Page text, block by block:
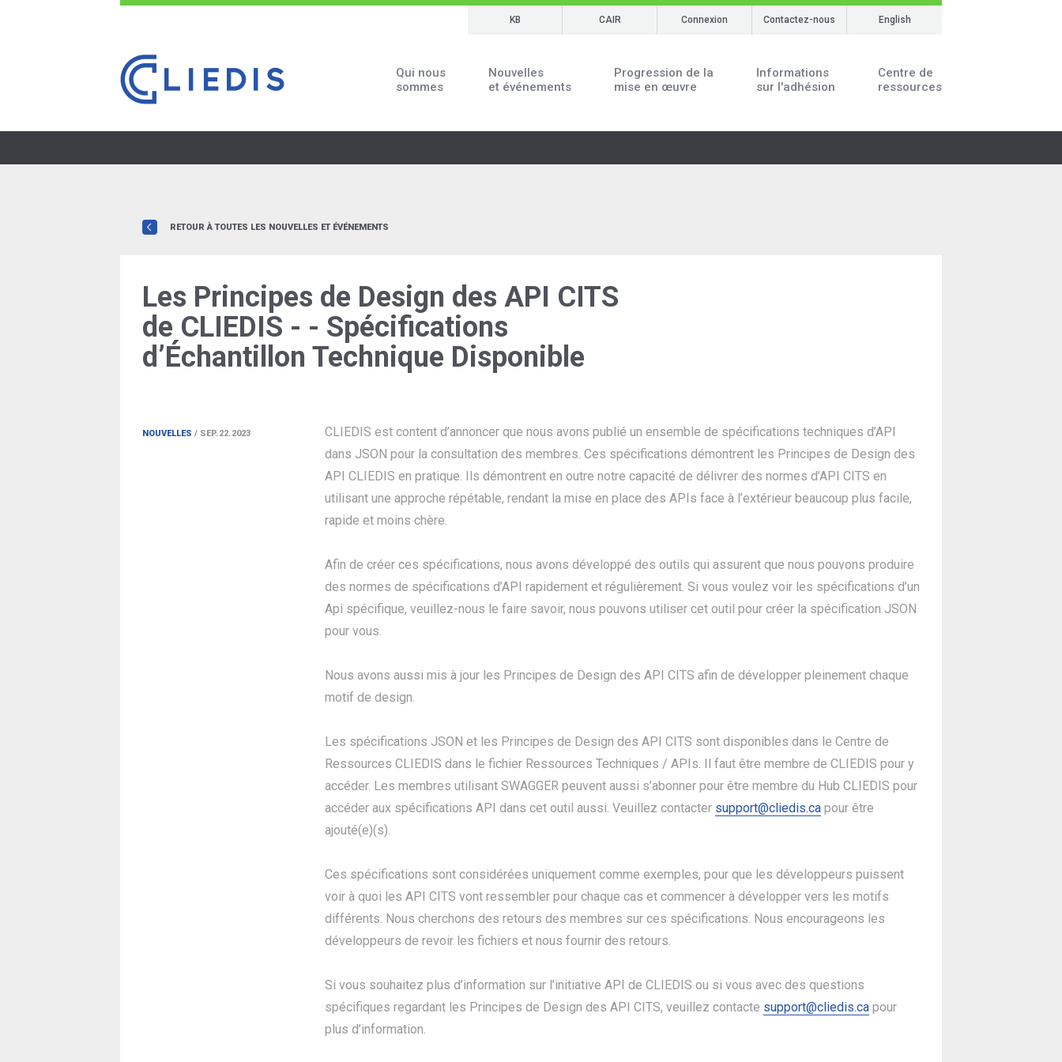
Qui nous
sommes
Nouvelles
et événements
Progression de la
mise en œuvre
Informations
sur l'adhésion
Centre de
ressources
KB CAIR Connexion Contactez-nous English
RETOUR À TOUTES LES NOUVELLES ET ÉVÉNEMENTS
Les Principes de Design des API CITS
de CLIEDIS - - Spécifications
d’Échantillon Technique Disponible
NOUVELLES / SEP.22.2023
CLIEDIS est content d’annoncer que nous avons publié un ensemble de spécifications techniques d’API
dans JSON pour la consultation des membres. Ces spécifications démontrent les Principes de Design des
API CLIEDIS en pratique. Ils démontrent en outre notre capacité de délivrer des normes d’API CITS en
utilisant une approche répétable, rendant la mise en place des APIs face à l’extérieur beaucoup plus facile,
rapide et moins chère.
Afin de créer ces spécifications, nous avons développé des outils qui assurent que nous pouvons produire
des normes de spécifications d’API rapidement et régulièrement. Si vous voulez voir les spécifications d’un
Api spécifique, veuillez-nous le faire savoir, nous pouvons utiliser cet outil pour créer la spécification JSON
pour vous.
Nous avons aussi mis à jour les Principes de Design des API CITS afin de développer pleinement chaque
motif de design.
Les spécifications JSON et les Principes de Design des API CITS sont disponibles dans le Centre de
Ressources CLIEDIS dans le fichier Ressources Techniques / APIs. Il faut être membre de CLIEDIS pour y
accéder. Les membres utilisant SWAGGER peuvent aussi s’abonner pour être membre du Hub CLIEDIS pour
accéder aux spécifications API dans cet outil aussi. Veuillez contacter support@cliedis.ca pour être
ajouté(e)(s).
Ces spécifications sont considérées uniquement comme exemples, pour que les développeurs puissent
voir à quoi les API CITS vont ressembler pour chaque cas et commencer à développer vers les motifs
différents. Nous cherchons des retours des membres sur ces spécifications. Nous encourageons les
développeurs de revoir les fichiers et nous fournir des retours.
Si vous souhaitez plus d’information sur l’initiative API de CLIEDIS ou si vous avec des questions
spécifiques regardant les Principes de Design des API CITS, veuillez contacte support@cliedis.ca pour
plus d’information.